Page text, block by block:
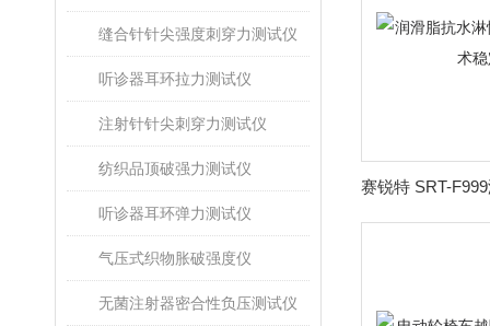
缝合针针尖强度刺穿力测试仪
听诊器耳环拉力测试仪
注射针针尖刺穿力测试仪
纺织品顶破强力测试仪
听诊器耳环弹力测试仪
气压式织物胀破强度仪
无菌注射器密合性负压测试仪